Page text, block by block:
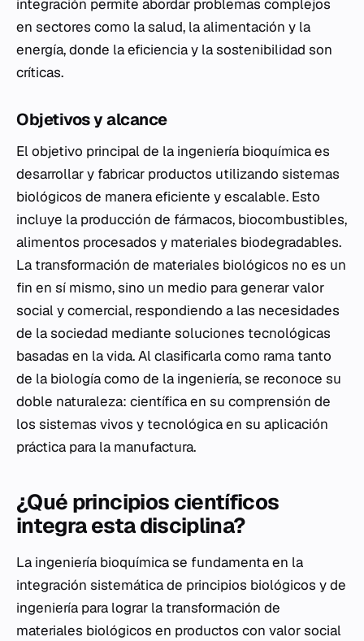
integración permite abordar problemas complejos
en sectores como la salud, la alimentación y la
energía, donde la eficiencia y la sostenibilidad son
críticas.
Objetivos y alcance
El objetivo principal de la ingeniería bioquímica es
desarrollar y fabricar productos utilizando sistemas
biológicos de manera eficiente y escalable. Esto
incluye la producción de fármacos, biocombustibles,
alimentos procesados y materiales biodegradables.
La transformación de materiales biológicos no es un
fin en sí mismo, sino un medio para generar valor
social y comercial, respondiendo a las necesidades
de la sociedad mediante soluciones tecnológicas
basadas en la vida. Al clasificarla como rama tanto
de la biología como de la ingeniería, se reconoce su
doble naturaleza: científica en su comprensión de
los sistemas vivos y tecnológica en su aplicación
práctica para la manufactura.
¿Qué principios científicos
integra esta disciplina?
La ingeniería bioquímica se fundamenta en la
integración sistemática de principios biológicos y de
ingeniería para lograr la transformación de
materiales biológicos en productos con valor social